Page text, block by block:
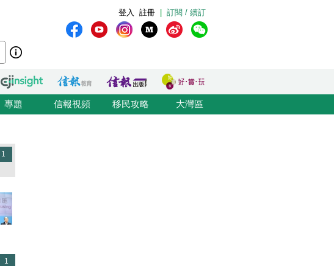
訂閱 / 續訂
註冊
登入
專題 信報視頻 移民攻略 大灣區
1
1